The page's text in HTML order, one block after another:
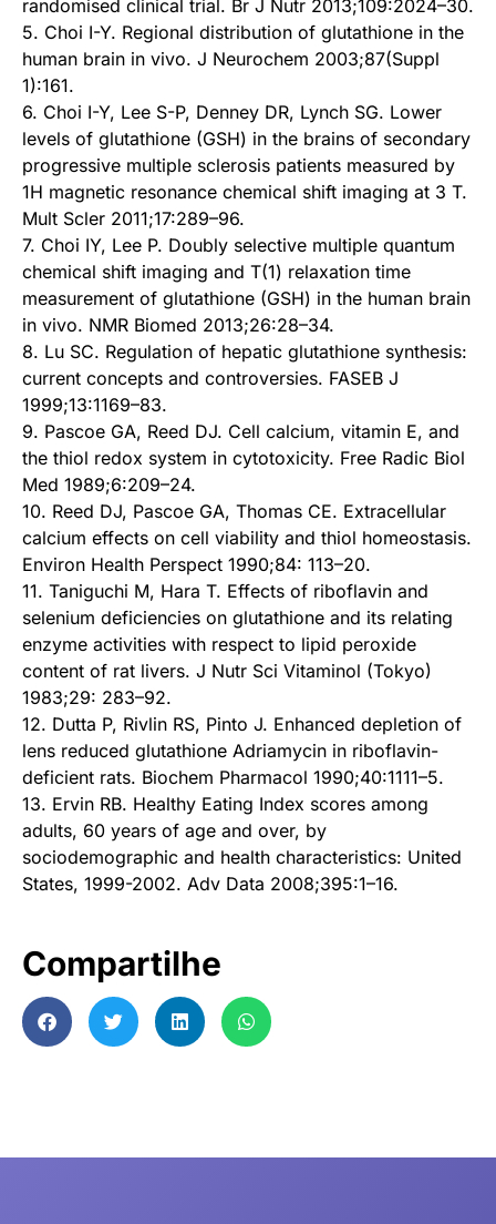
randomised clinical trial. Br J Nutr 2013;109:2024–30.
5. Choi I-Y. Regional distribution of glutathione in the
human brain in vivo. J Neurochem 2003;87(Suppl
1):161.
6. Choi I-Y, Lee S-P, Denney DR, Lynch SG. Lower
levels of glutathione (GSH) in the brains of secondary
progressive multiple sclerosis patients measured by
1H magnetic resonance chemical shift imaging at 3 T.
Mult Scler 2011;17:289–96.
7. Choi IY, Lee P. Doubly selective multiple quantum
chemical shift imaging and T(1) relaxation time
measurement of glutathione (GSH) in the human brain
in vivo. NMR Biomed 2013;26:28–34.
8. Lu SC. Regulation of hepatic glutathione synthesis:
current concepts and controversies. FASEB J
1999;13:1169–83.
9. Pascoe GA, Reed DJ. Cell calcium, vitamin E, and
the thiol redox system in cytotoxicity. Free Radic Biol
Med 1989;6:209–24.
10. Reed DJ, Pascoe GA, Thomas CE. Extracellular
calcium effects on cell viability and thiol homeostasis.
Environ Health Perspect 1990;84: 113–20.
11. Taniguchi M, Hara T. Effects of riboflavin and
selenium deficiencies on glutathione and its relating
enzyme activities with respect to lipid peroxide
content of rat livers. J Nutr Sci Vitaminol (Tokyo)
1983;29: 283–92.
12. Dutta P, Rivlin RS, Pinto J. Enhanced depletion of
lens reduced glutathione Adriamycin in riboflavin-
deficient rats. Biochem Pharmacol 1990;40:1111–5.
13. Ervin RB. Healthy Eating Index scores among
adults, 60 years of age and over, by
sociodemographic and health characteristics: United
States, 1999-2002. Adv Data 2008;395:1–16.
Compartilhe